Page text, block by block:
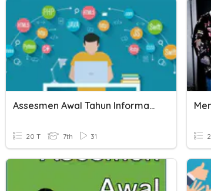
Assesmen Awal Tahun Informatika
20 T 7th 31